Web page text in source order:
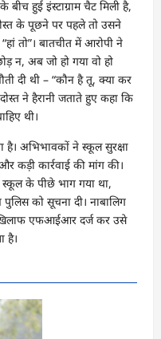
हुई इंस्टाग्राम चैट मिली है,
के पूछने पर पहले तो उसने
तो”। बातचीत में आरोपी ने
न, अब जो हो गया वो हो
दी थी – “कौन है तू, क्या कर
ने हैरानी जताते हुए कहा कि
थी।
है। अभिभावकों ने स्कूल सुरक्षा
कड़ी कार्रवाई की मांग की।
के पीछे भाग गया था,
को सूचना दी। नाबालिग
एफआईआर दर्ज कर उसे
है।